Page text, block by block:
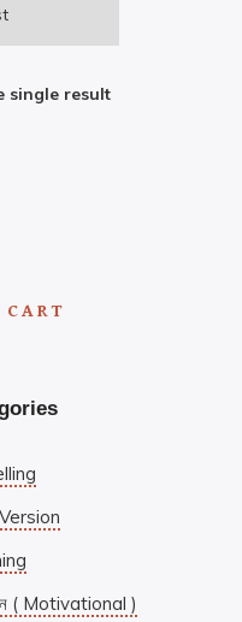
single result
( Motivational )